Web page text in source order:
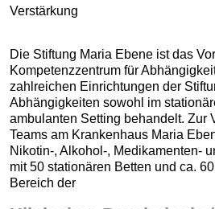
Verstärkung
Die Stiftung Maria Ebene ist das
Kompetenzzentrum für
zahlreichen Einrichtungen der
Abhängigkeiten sowohl im
ambulanten Setting behandelt. Zur
Teams am Krankenhaus Maria
Nikotin-, Alkohol-, Medikamenten-
mit 50 stationären Betten und ca.
Bereich der